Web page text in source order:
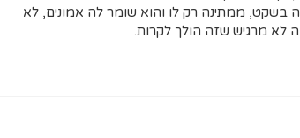
בשקט, ממתינה רק לו והוא שומר לה אמונים, לא
לא מרגיש שזה הולך לקרות.